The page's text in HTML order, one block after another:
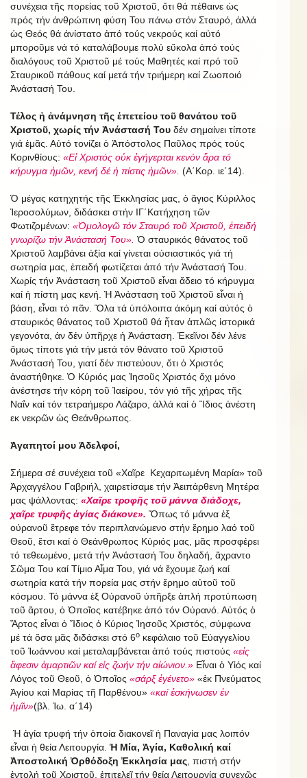
συνέχεια τῆς πορείας τοῦ Χριστοῦ, ὅτι θά πέθαινε ὡς
πρός τήν ἀνθρώπινη φύση Του πάνω στόν Σταυρό, ἀλλά
ὡς Θεός θά ἀνίστατο ἀπό τούς νεκρούς καί αὐτό
μποροῦμε νά τό καταλάβουμε πολύ εὔκολα ἀπό τούς
διαλόγους τοῦ Χριστοῦ μέ τούς Μαθητές καί πρό τοῦ
Σταυρικοῦ πάθους καί μετά τήν τριήμερη καί Ζωοποιό
Ἀνάστασή Του.
Τέλος ἡ ἀνάμνηση τῆς ἐπετείου τοῦ θανάτου τοῦ
Χριστοῦ, χωρίς τήν Ἀνάστασή Του δέν σημαίνει τίποτε
γιά ἐμᾶς. Αὐτό τονίζει ὁ Ἀπόστολος Παῦλος πρός τούς
Κορινθίους: «Εἰ Χριστός οὐκ ἐγήγερται κενόν ἄρα τό
κήρυγμα ἡμῶν, κενή δέ ἡ πίστις ἡμῶν». (Α΄Κορ. ιε΄14).
Ὁ μέγας κατηχητής τῆς Ἐκκλησίας μας, ὁ ἅγιος Κύριλλος
Ἱεροσολύμων, διδάσκει στήν ΙΓ΄Κατήχηση τῶν
Φωτιζομένων: «Ὁμολογῶ τόν Σταυρό τοῦ Χριστοῦ, ἐπειδή
γνωρίζω τήν Ἀνάστασή Του». Ὁ σταυρικός θάνατος τοῦ
Χριστοῦ λαμβάνει ἀξία καί γίνεται οὐσιαστικός γιά τή
σωτηρία μας, ἐπειδή φωτίζεται ἀπό τήν Ἀνάστασή Του.
Χωρίς τήν Ἀνάσταση τοῦ Χριστοῦ εἶναι ἄδειο τό κήρυγμα
καί ἡ πίστη μας κενή. Ἡ Ἀνάσταση τοῦ Χριστοῦ εἶναι ἡ
βάση, εἶναι τό πᾶν. Ὅλα τά ὑπόλοιπα ἀκόμη καί αὐτός ὁ
σταυρικός θάνατος τοῦ Χριστοῦ θά ἦταν ἁπλῶς ἱστορικά
γεγονότα, ἀν δέν ὑπῆρχε ἡ Ἀνάσταση. Ἐκεῖνοι δέν λένε
ὅμως τίποτε γιά τήν μετά τόν θάνατο τοῦ Χριστοῦ
Ἀνάστασή Του, γιατί δέν πιστεύουν, ὅτι ὁ Χριστός
ἀναστήθηκε. Ὁ Κύριός μας Ἰησοῦς Χριστός ὄχι μόνο
ἀνέστησε τήν κόρη τοῦ Ἰαείρου, τόν γιό τῆς χήρας τῆς
Ναΐν καί τόν τετραήμερο Λάζαρο, ἀλλά καί ὁ Ἴδιος ἀνέστη
εκ νεκρῶν ὡς Θεάνθρωπος.
Ἀγαπητοί μου Ἀδελφοί,
Σήμερα σέ συνέχεια τοῦ «Χαῖρε Κεχαριτωμένη Μαρία» τοῦ
Ἀρχαγγέλου Γαβριήλ, χαιρετίσαμε τήν Ἀειπάρθενη Μητέρα
μας ψάλλοντας: «Χαῖρε τροφῆς τοῦ μάννα διάδοχε,
χαῖρε τρυφῆς ἁγίας διάκονε». Ὅπως τό μάννα ἐξ
οὐρανοῦ ἔτρεφε τόν περιπλανώμενο στήν ἔρημο λαό τοῦ
Θεοῦ, ἔτσι καί ὁ Θεάνθρωπος Κύριός μας, μᾶς προσφέρει
τό τεθεωμένο, μετά τήν Ἀνάστασή Του δηλαδή, ἄχραντο
Σῶμα Του καί Τίμιο Αἷμα Του, γιά νά ἔχουμε ζωή καί
σωτηρία κατά τήν πορεία μας στήν ἔρημο αὐτοῦ τοῦ
κόσμου. Τό μάννα ἐξ Οὐρανοῦ ὑπῆρξε ἁπλή προτύπωση
τοῦ ἄρτου, ὁ Ὁποῖος κατέβηκε ἀπό τόν Οὐρανό. Αὐτός ὁ
Ἄρτος εἶναι ὁ Ἴδιος ὁ Kύριος Ἰησοῦς Χριστός, σύμφωνα
μέ τά ὅσα μᾶς διδάσκει στό 6ο κεφάλαιο τοῦ Εὐαγγελίου
τοῦ Ἰωάννου καί μεταλαμβάνεται ἀπό τούς πιστούς «εἰς
ἄφεσιν ἁμαρτιῶν καί εἰς ζωήν τήν αἰώνιον.» Εἶναι ὁ Υἱός καί
Λόγος τοῦ Θεοῦ, ὁ Ὁποῖος «σάρξ ἐγένετο» «ἐκ Πνεύματος
Ἁγίου καί Μαρίας τῆ Παρθένου» «καί ἐσκήνωσεν ἐν
ἡμῖν»(βλ. Ἰω. α΄14)
Ἡ ἁγία τρυφή τήν ὁποία διακονεῖ ἡ Παναγία μας λοιπόν
εἶναι ἡ θεία Λειτουργία. Ἡ Μία, Ἁγία, Καθολική καί
Ἀποστολική Ὀρθόδοξη Ἐκκλησία μας , πιστή στήν
ἐντολή τοῦ Χριστοῦ, ἐπιτελεῖ τήν θεία Λειτουργία συνεχῶς